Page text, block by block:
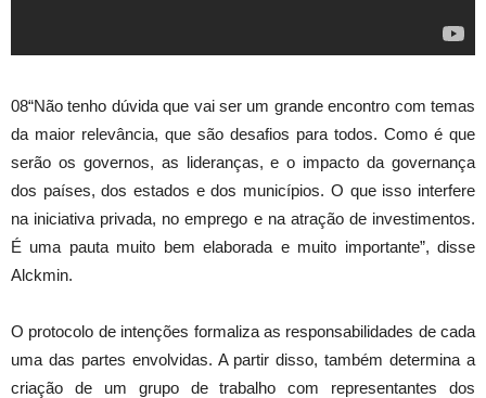
08“Não tenho dúvida que vai ser um grande encontro com temas
da maior relevância, que são desafios para todos. Como é que
serão os governos, as lideranças, e o impacto da governança
dos países, dos estados e dos municípios. O que isso interfere
na iniciativa privada, no emprego e na atração de investimentos.
É uma pauta muito bem elaborada e muito importante”, disse
Alckmin.
O protocolo de intenções formaliza as responsabilidades de cada
uma das partes envolvidas. A partir disso, também determina a
criação de um grupo de trabalho com representantes dos